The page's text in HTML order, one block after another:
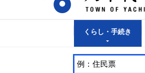
くらし・手続き